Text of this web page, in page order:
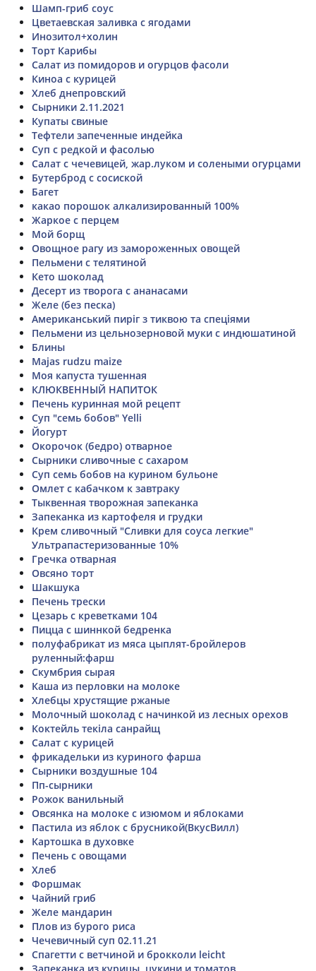
Шамп-гриб соус
Цветаевская заливка с ягодами
Инозитол+холин
Торт Карибы
Салат из помидоров и огурцов фасоли
Киноа с курицей
Хлеб днепровский
Сырники 2.11.2021
Купаты свиные
Тефтели запеченные индейка
Суп с редкой и фасолью
Салат с чечевицей, жар.луком и солеными огурцами
Бутерброд с сосиской
Багет
какао порошок алкализированный 100%
Жаркое с перцем
Мой борщ
Овощное рагу из замороженных овощей
Пельмени с телятиной
Кето шоколад
Десерт из творога с ананасами
Желе (без песка)
Американський пиріг з тиквою та спеціями
Пельмени из цельнозерновой муки с индюшатиной
Блины
Majas rudzu maize
Моя капуста тушенная
КЛЮКВЕННЫЙ НАПИТОК
Печень куринная мой рецепт
Суп "семь бобов" Yelli
Йогурт
Окорочок (бедро) отварное
Сырники сливочные с сахаром
Суп семь бобов на курином бульоне
Омлет с кабачком к завтраку
Тыквенная творожная запеканка
Запеканка из картофеля и грудки
Крем сливочный "Сливки для соуса легкие"
Ультрапастеризованные 10%
Гречка отварная
Овсяно торт
Шакшука
Печень трески
Цезарь с креветками 104
Пицца с шиннкой бедренка
полуфабрикат из мяса цыплят-бройлеров
руленный:фарш
Скумбрия сырая
Каша из перловки на молоке
Хлебцы хрустящие ржаные
Молочный шоколад с начинкой из лесных орехов
Коктейль текіла санрайщ
Салат с курицей
фрикадельки из куриного фарша
Сырники воздушные 104
Пп-сырники
Рожок ванильный
Овсянка на молоке с изюмом и яблоками
Пастила из яблок с брусникой(ВкусВилл)
Картошка в духовке
Печень с овощами
Хлеб
Форшмак
Чайний гриб
Желе мандарин
Плов из бурого риса
Чечевичный суп 02.11.21
Спагетти с ветчиной и брокколи leicht